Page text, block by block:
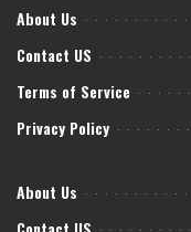
About Us
Contact US
Terms of Service
Privacy Policy
About Us